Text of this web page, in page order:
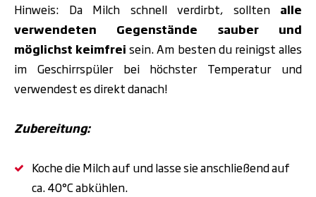
Hinweis: Da Milch schnell verdirbt, sollten alle
verwendeten Gegenstände sauber und
möglichst keimfrei sein. Am besten du reinigst alles
im Geschirrspüler bei höchster Temperatur und
verwendest es direkt danach!
Zubereitung:
Koche die Milch auf und lasse sie anschließend auf
ca. 40°C abkühlen.